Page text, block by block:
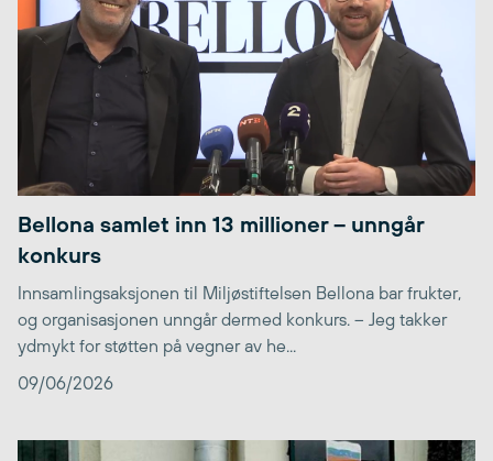
Bellona samlet inn 13 millioner – unngår
konkurs
Innsamlingsaksjonen til Miljøstiftelsen Bellona bar frukter,
og organisasjonen unngår dermed konkurs. – Jeg takker
ydmykt for støtten på vegner av he...
09/06/2026